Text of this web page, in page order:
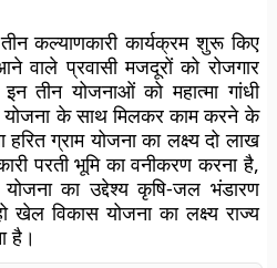
कल्याणकारी कार्यक्रम शुरू किए
वाले प्रवासी मजदूरों को रोजगार
तीन योजनाओं को महात्मा गांधी
योजना के साथ मिलकर काम करने के
हरित ग्राम योजना का लक्ष्य दो लाख
परती भूमि का वनीकरण करना है,
योजना का उद्देश्य कृषि-जल भंडारण
खेल विकास योजना का लक्ष्य राज्य
है।